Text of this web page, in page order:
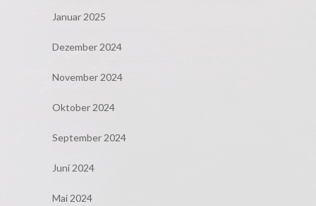
Januar 2025
Dezember 2024
November 2024
Oktober 2024
September 2024
Juni 2024
Mai 2024